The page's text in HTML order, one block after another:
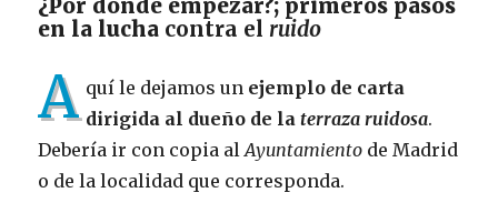
¿Por dónde empezar?; primeros pasos
en la lucha contra el ruido
A quí le dejamos un ejemplo de carta
dirigida al dueño de la terraza ruidosa.
Debería ir con copia alAyuntamiento de Madrid
o de la localidad que corresponda.